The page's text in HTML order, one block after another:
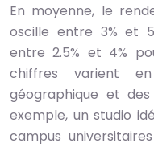
En moyenne, le
oscille entre 3% et
entre 2.5% et 4%
chiffres varient
géographique et
exemple, un studio
campus